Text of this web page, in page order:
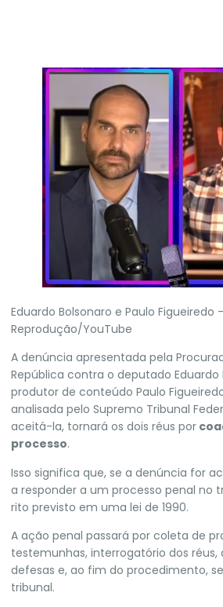
Eduardo Bolsonaro e Paulo Figueiredo
Reprodução/YouTube
A denúncia apresentada pela
República contra o deputado Eduardo
produtor de conteúdo Paulo
analisada pelo Supremo Tribunal
aceitá-la, tornará os dois réus por
processo.
Isso significa que, se a denúncia for
a responder a um processo penal no
rito previsto em uma lei de 1990.
A ação penal passará por coleta de
testemunhas, interrogatório dos réus,
defesas e, ao fim do procedimento,
tribunal.